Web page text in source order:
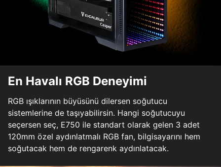
En Havalı RGB Deneyimi
RGB ışıklarının büyüsünü dilersen soğutucu
sistemlerine de taşıyabilirsin. Hangi soğutucuyu
seçersen seç, E750 ile standart olarak gelen 3 adet
120mm özel aydınlatmalı RGB fan, bilgisayarını hem
soğutacak hem de rengarenk aydınlatacak.